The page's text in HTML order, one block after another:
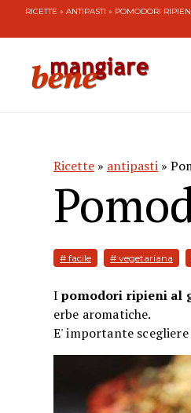
RICETTE » ANTIPASTI » POMODORI
Ricette » antipasti »
# facile # vegetariana
Ipomodori ripieni al
erbe aromatiche.
E' importante